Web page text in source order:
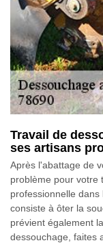
Travail de
ses artisans
Après l'abattage de
problème pour votre
professionnelle
consiste à ôter la
prévient également
dessouchage, faites